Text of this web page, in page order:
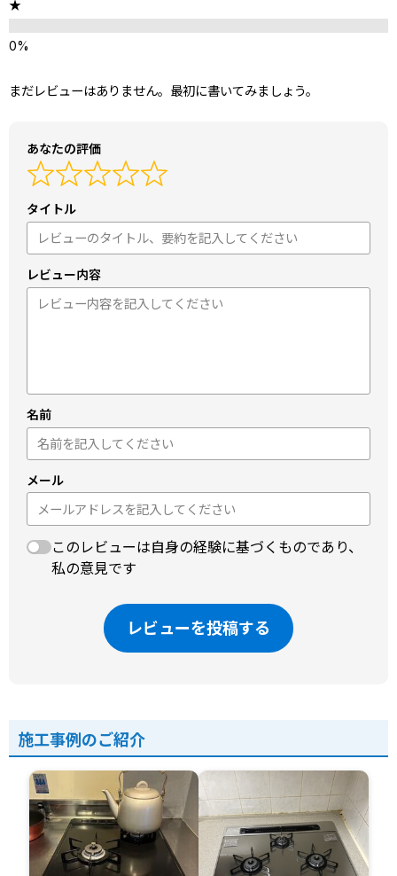
★
まだレビューはありません。最初に書いてみましょう。
あなたの評価
タイトル
レビュー内容
名前
メール
このレビューは自身の経験に基づくものであり、
私の意見です
レビューを投稿する
施工事例のご紹介